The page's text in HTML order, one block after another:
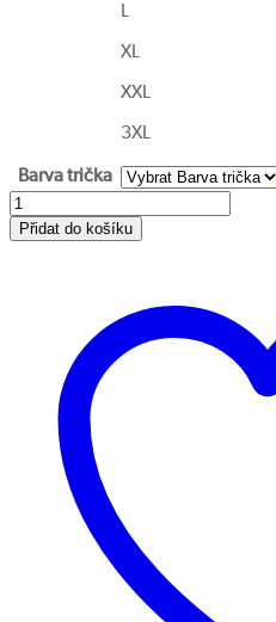
L
XL
XXL
3XL
Barva trička
Přidat do košíku